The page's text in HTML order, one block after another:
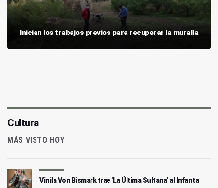
Inician los trabajos previos para recuperar la muralla
Cultura
MÁS VISTO HOY
Vinila Von Bismark trae 'La Última Sultana' al Infanta